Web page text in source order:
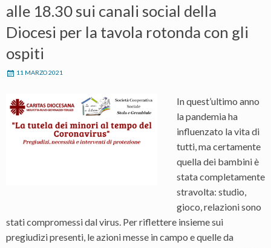
alle 18.30 sui canali social della
Diocesi per la tavola rotonda con gli
ospiti
11 MARZO 2021
In quest’ultimo anno
la pandemia ha
influenzato la vita di
tutti, ma certamente
quella dei bambini è
stata completamente
stravolta: studio,
gioco, relazioni sono
stati compromessi dal virus. Per riflettere insieme sui
pregiudizi presenti, le azioni messe in campo e quelle da